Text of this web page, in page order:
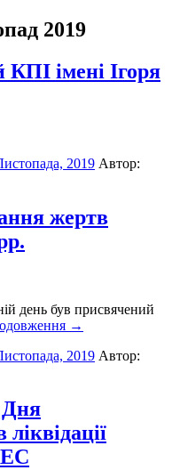
2019
КПІ імені Ігоря
2019 Автор:
жертв
день був присвячений
→
2019 Автор:
Дня